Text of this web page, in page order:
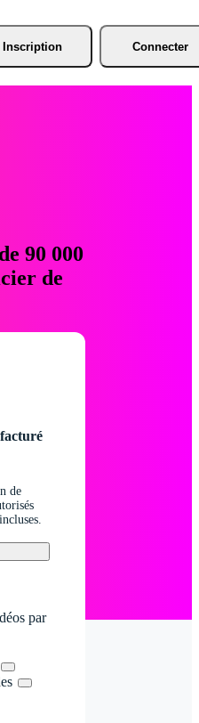
Inscription Connecter
90 000
de
de
par